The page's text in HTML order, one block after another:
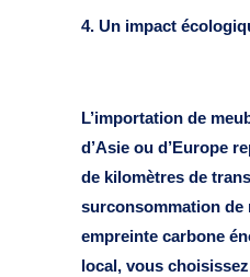
4. Un impact
L’importation de
d’Asie ou d’Europe
de kilomètres de
surconsommation de
empreinte carbone
local, vous